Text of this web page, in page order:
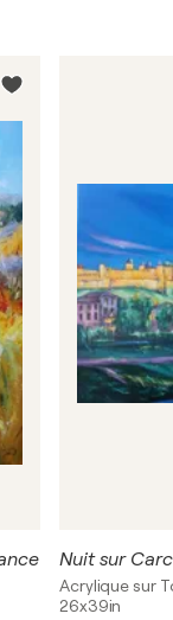
Nuit sur
Acrylique sur
26x39in